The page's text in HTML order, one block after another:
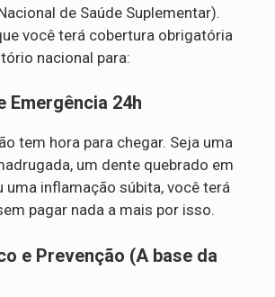
de Saúde Suplementar).
você terá cobertura obrigatória
nacional para:
Emergência 24h
tem hora para chegar. Seja uma
um dente quebrado em
uma inflamação súbita, você terá
pagar nada a mais por isso.
e Prevenção (A base da